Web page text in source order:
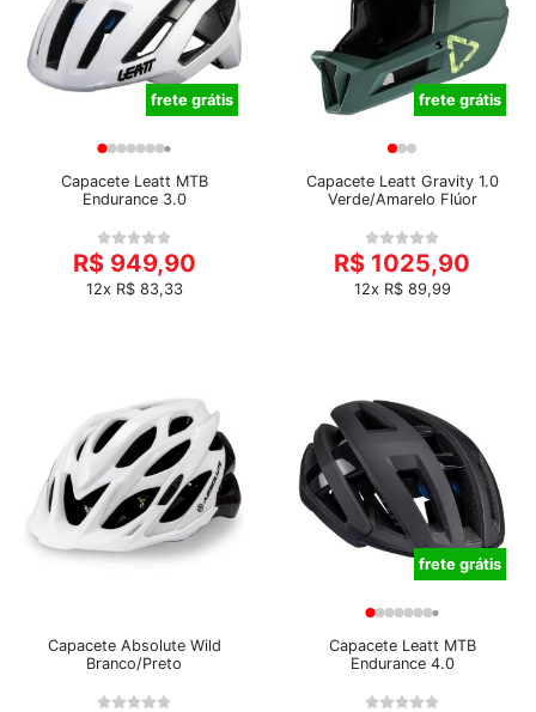
frete grátis
Capacete Leatt MTB
Endurance 3.0
R$ 949,90
12x R$ 83,33
frete grátis
Capacete Leatt Gravity 1.0
Verde/Amarelo Flúor
R$ 1025,90
12x R$ 89,99
Capacete Absolute Wild
Branco/Preto
frete grátis
Capacete Leatt MTB
Endurance 4.0